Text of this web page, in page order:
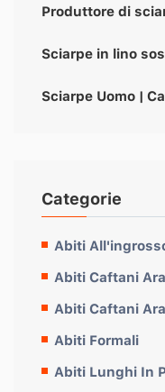
Produttore di
Sciarpe in lino
Sciarpe Uomo |
Categorie
Abiti
Abiti Caftani
Abiti Caftani
Abiti Formali
Abiti Lunghi In